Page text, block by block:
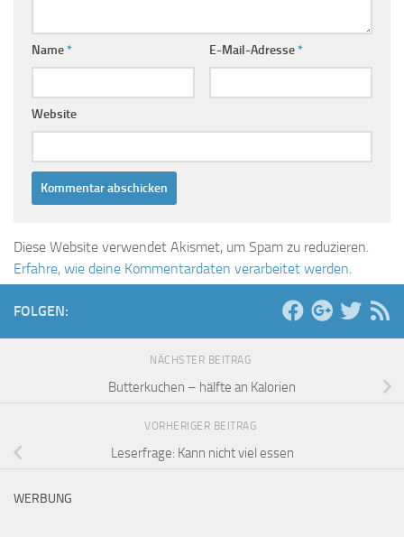
Name* E-Mail-Adresse*
Website
Diese Website verwendet Akismet, um Spam zu reduzieren.
Erfahre, wie deine Kommentardaten verarbeitet werden.
FOLGEN:
NÄCHSTER BEITRAG
Butterkuchen – hälfte an Kalorien
VORHERIGER BEITRAG
Leserfrage: Kann nicht viel essen
WERBUNG